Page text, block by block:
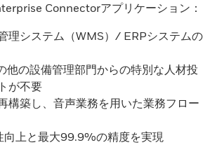
Connectorアプリケーション：
理システム（WMS）/ ERPシステムの
他の設備管理部門からの特別な人材投
が不要
構築し、音声業務を用いた業務フロー
向上と最大99.9%の精度を実現